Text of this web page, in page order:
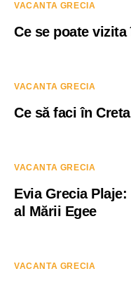
VACANTA GRECIA
Ce se poate
VACANTA GRECIA
Ce să faci în Creta
VACANTA GRECIA
Evia Grecia
al Mării Egee
VACANTA GRECIA